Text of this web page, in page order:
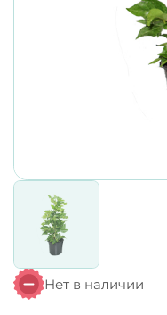
Нет в наличии